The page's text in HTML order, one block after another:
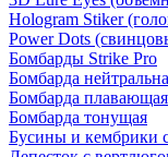
Hologram Stiker
Power Dots
Бомбарды Strike Pro
Бомбарда
Бомбарда плавающая
Бомбарда тонущая
Бусины и кембрики